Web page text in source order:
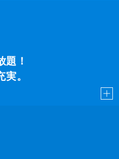
題！
。